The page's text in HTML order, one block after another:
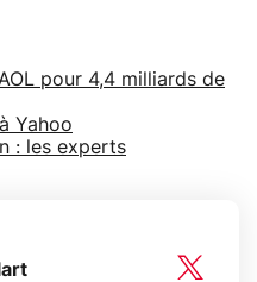
pour 4,4 milliards de
Yahoo
: les experts